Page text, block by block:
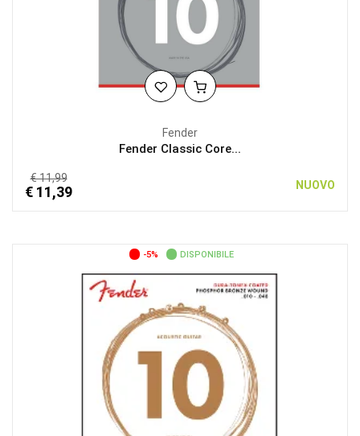
Fender
Fender Classic Core...
€ 11,99
€ 11,39 NUOVO
-5% DISPONIBILE